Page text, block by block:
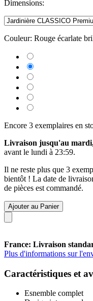
Dimensions:
Couleur: Rouge écarlate
Encore 3 exemplaires en
Livraison jusqu'au
avant le lundi à 23:59.
Il ne reste plus que 3
bientôt ! La date de
de pièces est commandé.
Ajouter au Panier
France: Livraison
Plus d'informations sur
Caractéristiques et
Esnemble complet